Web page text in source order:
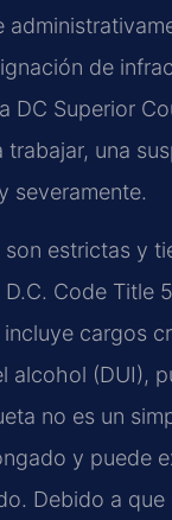
de
DC Superior
una
severamente.
estrictas y
Code Title
cargos
alcohol (DUI),
no es un
y puede
Debido a